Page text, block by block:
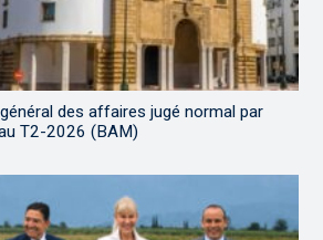
des affaires jugé normal par
T2-2026 (BAM)